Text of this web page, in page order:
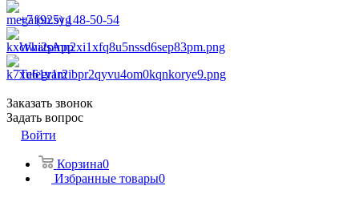
+7 (925) 148-50-54
WhatsApp
Telegram
Заказать звонок
Задать вопрос
Войти
Корзина0
Избранные товары0